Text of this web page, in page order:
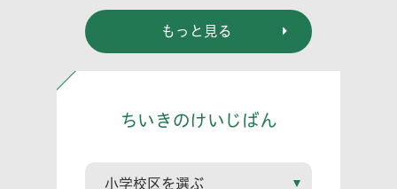
祐貴 川口尭史 伊東
真奈
もっと見る
ちいきのけいじばん